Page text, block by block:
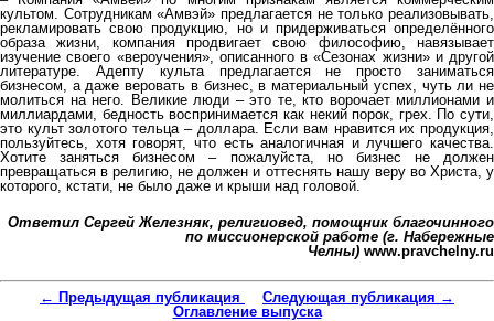
культом. Сотрудникам «Амвэй» предлагается не только реализовывать,
рекламировать свою продукцию, но и придерживаться определённого
образа жизни, компания продвигает свою философию, навязывает
изучение своего «вероучения», описанного в «Сезонах жизни» и другой
литературе. Адепту культа предлагается не просто заниматься
бизнесом, а даже веровать в бизнес, в материальный успех, чуть ли не
молиться на него. Великие люди – это те, кто ворочает миллионами и
миллиардами, бедность воспринимается как некий порок, грех. По сути,
это культ золотого тельца – доллара. Если вам нравится их продукция,
пользуйтесь, хотя говорят, что есть аналогичная и лучшего качества.
Хотите заняться бизнесом – пожалуйста, но бизнес не должен
превращаться в религию, не должен и оттеснять нашу веру во Христа, у
которого, кстати, не было даже и крыши над головой.
Ответил Сергей Железняк, религиовед, помощник благочинного
по миссионерской работе (г. Набережные
Челны) www.pravchelny.ru
← Предыдущая публикация
Следующая публикация →
Оглавление выпуска